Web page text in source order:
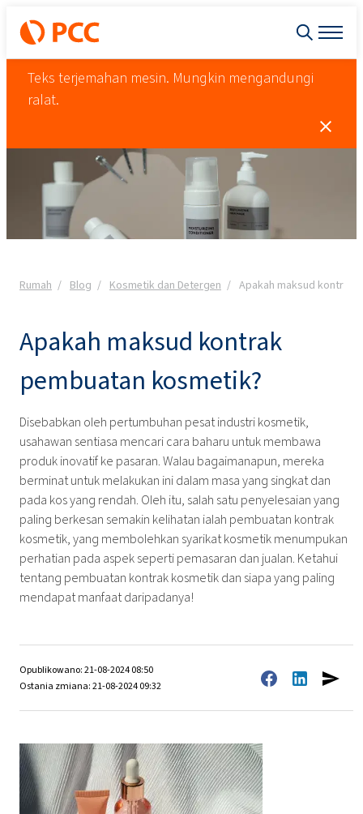
Teks terjemahan mesin. Mungkin mengandungi
ralat.
Rumah Blog Kosmetik dan Detergen Apakah maksud kontrak
Apakah maksud kontrak
pembuatan kosmetik?
Disebabkan oleh pertumbuhan pesat industri kosmetik,
usahawan sentiasa mencari cara baharu untuk membawa
produk inovatif ke pasaran. Walau bagaimanapun, mereka
berminat untuk melakukan ini dalam masa yang singkat dan
pada kos yang rendah. Oleh itu, salah satu penyelesaian yang
paling berkesan semakin kelihatan ialah pembuatan kontrak
kosmetik, yang membolehkan syarikat kosmetik menumpukan
perhatian pada aspek seperti pemasaran dan jualan. Ketahui
tentang pembuatan kontrak kosmetik dan siapa yang paling
mendapat manfaat daripadanya!
Opublikowano: 21-08-2024 08:50
Ostania zmiana: 21-08-2024 09:32